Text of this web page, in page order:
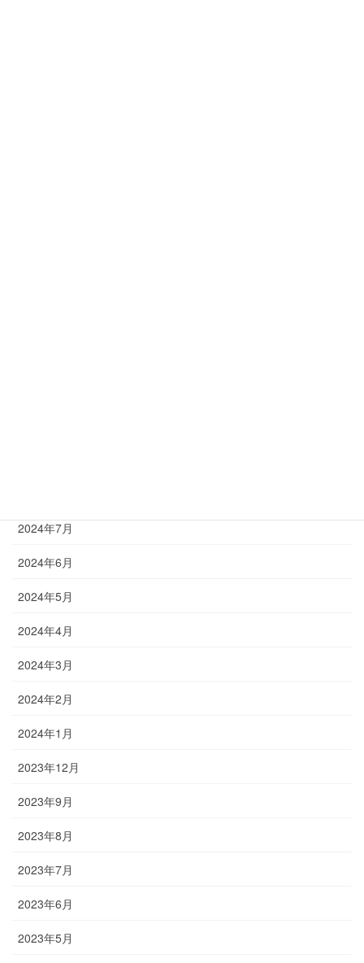
2024年7月
2024年6月
2024年5月
2024年4月
2024年3月
2024年2月
2024年1月
2023年12月
2023年9月
2023年8月
2023年7月
2023年6月
2023年5月